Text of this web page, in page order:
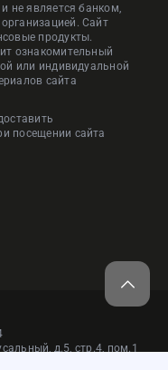
не является банком,
Сайт
продукты.
ознакомительный
или индивидуальной
сайта
посещении сайта
д.5, стр.4, пом.1